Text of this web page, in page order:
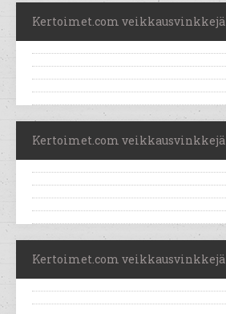
Kertoimet.com veikkausvinkkejä
Kertoimet.com veikkausvinkkejä
Kertoimet.com veikkausvinkkejä